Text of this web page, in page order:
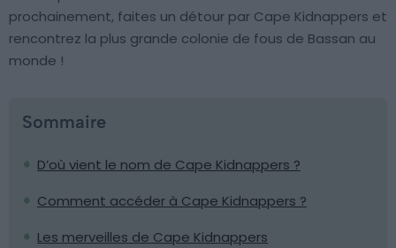
prochainement, faites un détour par Cape Kidnappers et
rencontrez la plus grande colonie de fous de Bassan au
monde !
Sommaire
D’où vient le nom de Cape Kidnappers ?
Comment accéder à Cape Kidnappers ?
Les merveilles de Cape Kidnappers